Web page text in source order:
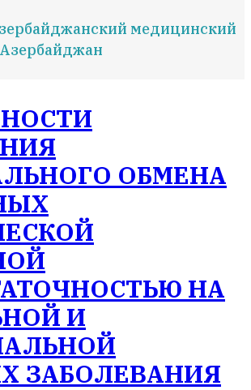
медицинский
ОБМЕНА
НА
И
ЗАБОЛЕВАНИЯ